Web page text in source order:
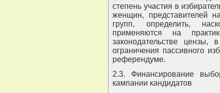
степень участия в
женщин, представителей
групп, определить,
применяются на
законодательстве цензы,
ограничения пассивного
референдуме.
2.3. Финансирование
кампании кандидатов